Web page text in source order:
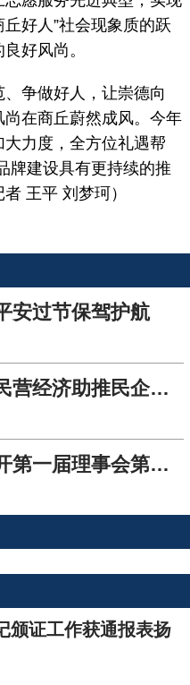
丘好人”社会现象质的跃
好风尚。
争做好人，让崇德向
在商丘蔚然成风。今年
力度，全方位礼遇帮
牌建设具有更持续的推
王平 刘梦珂）
安过节保驾护航
河南省商丘市：“把脉”民营经济助推民企发展
商丘市第一人民医院召开第一届理事会第四次会议
颁证工作获通报表扬